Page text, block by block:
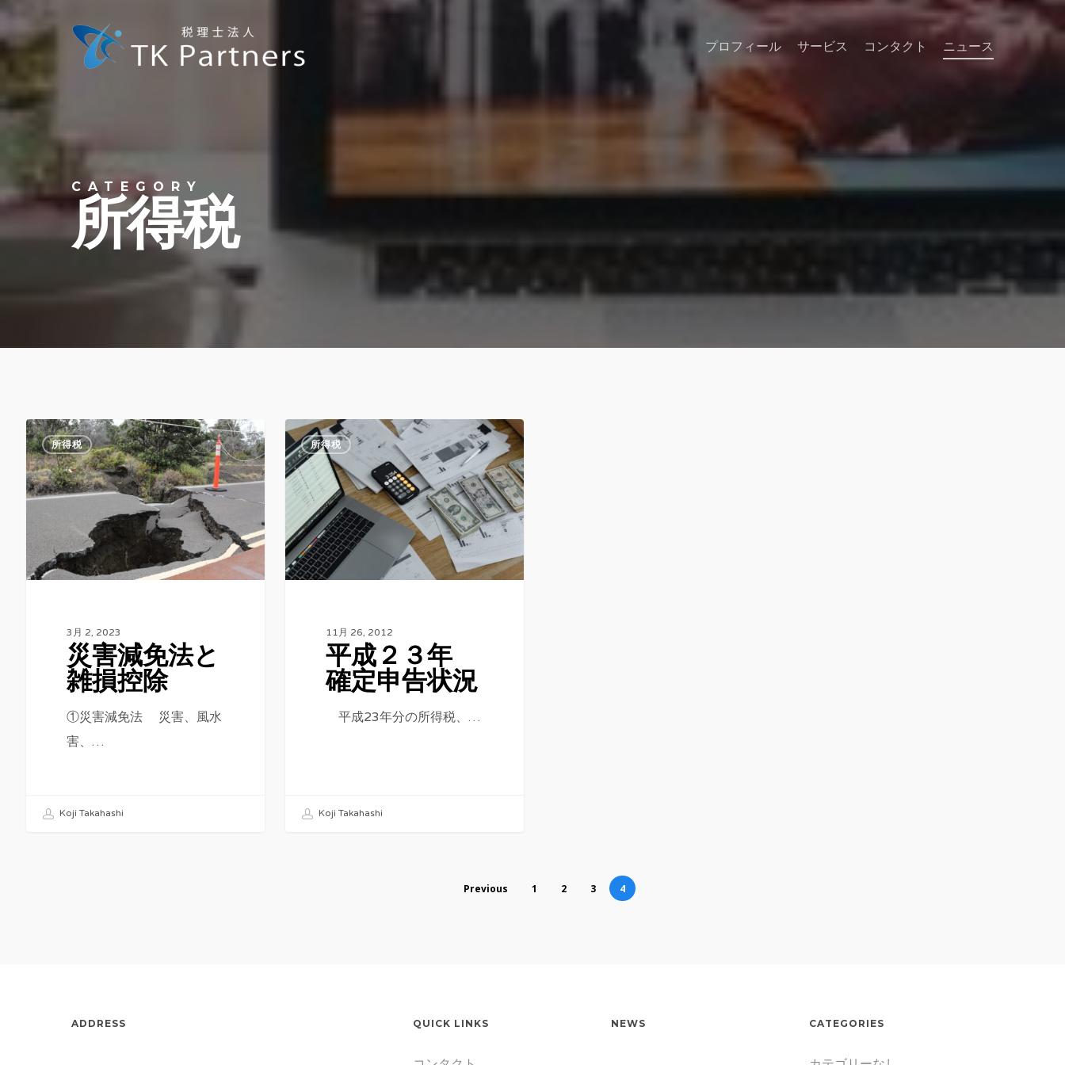
Skip
to
main
プロフィール サービス コンタクト ニュース
CATEGORY
所得税
所得税
3月 2, 2023
災害減免法と
雑損控除
①災害減免法 災害、風水
害、…
Koji Takahashi
所得税
11月 26, 2012
平成２３年
確定申告状況
平成23年分の所得税、…
Koji Takahashi
Previous 1 2 3 4
ADDRESS QUICK LINKS NEWS CATEGORIES